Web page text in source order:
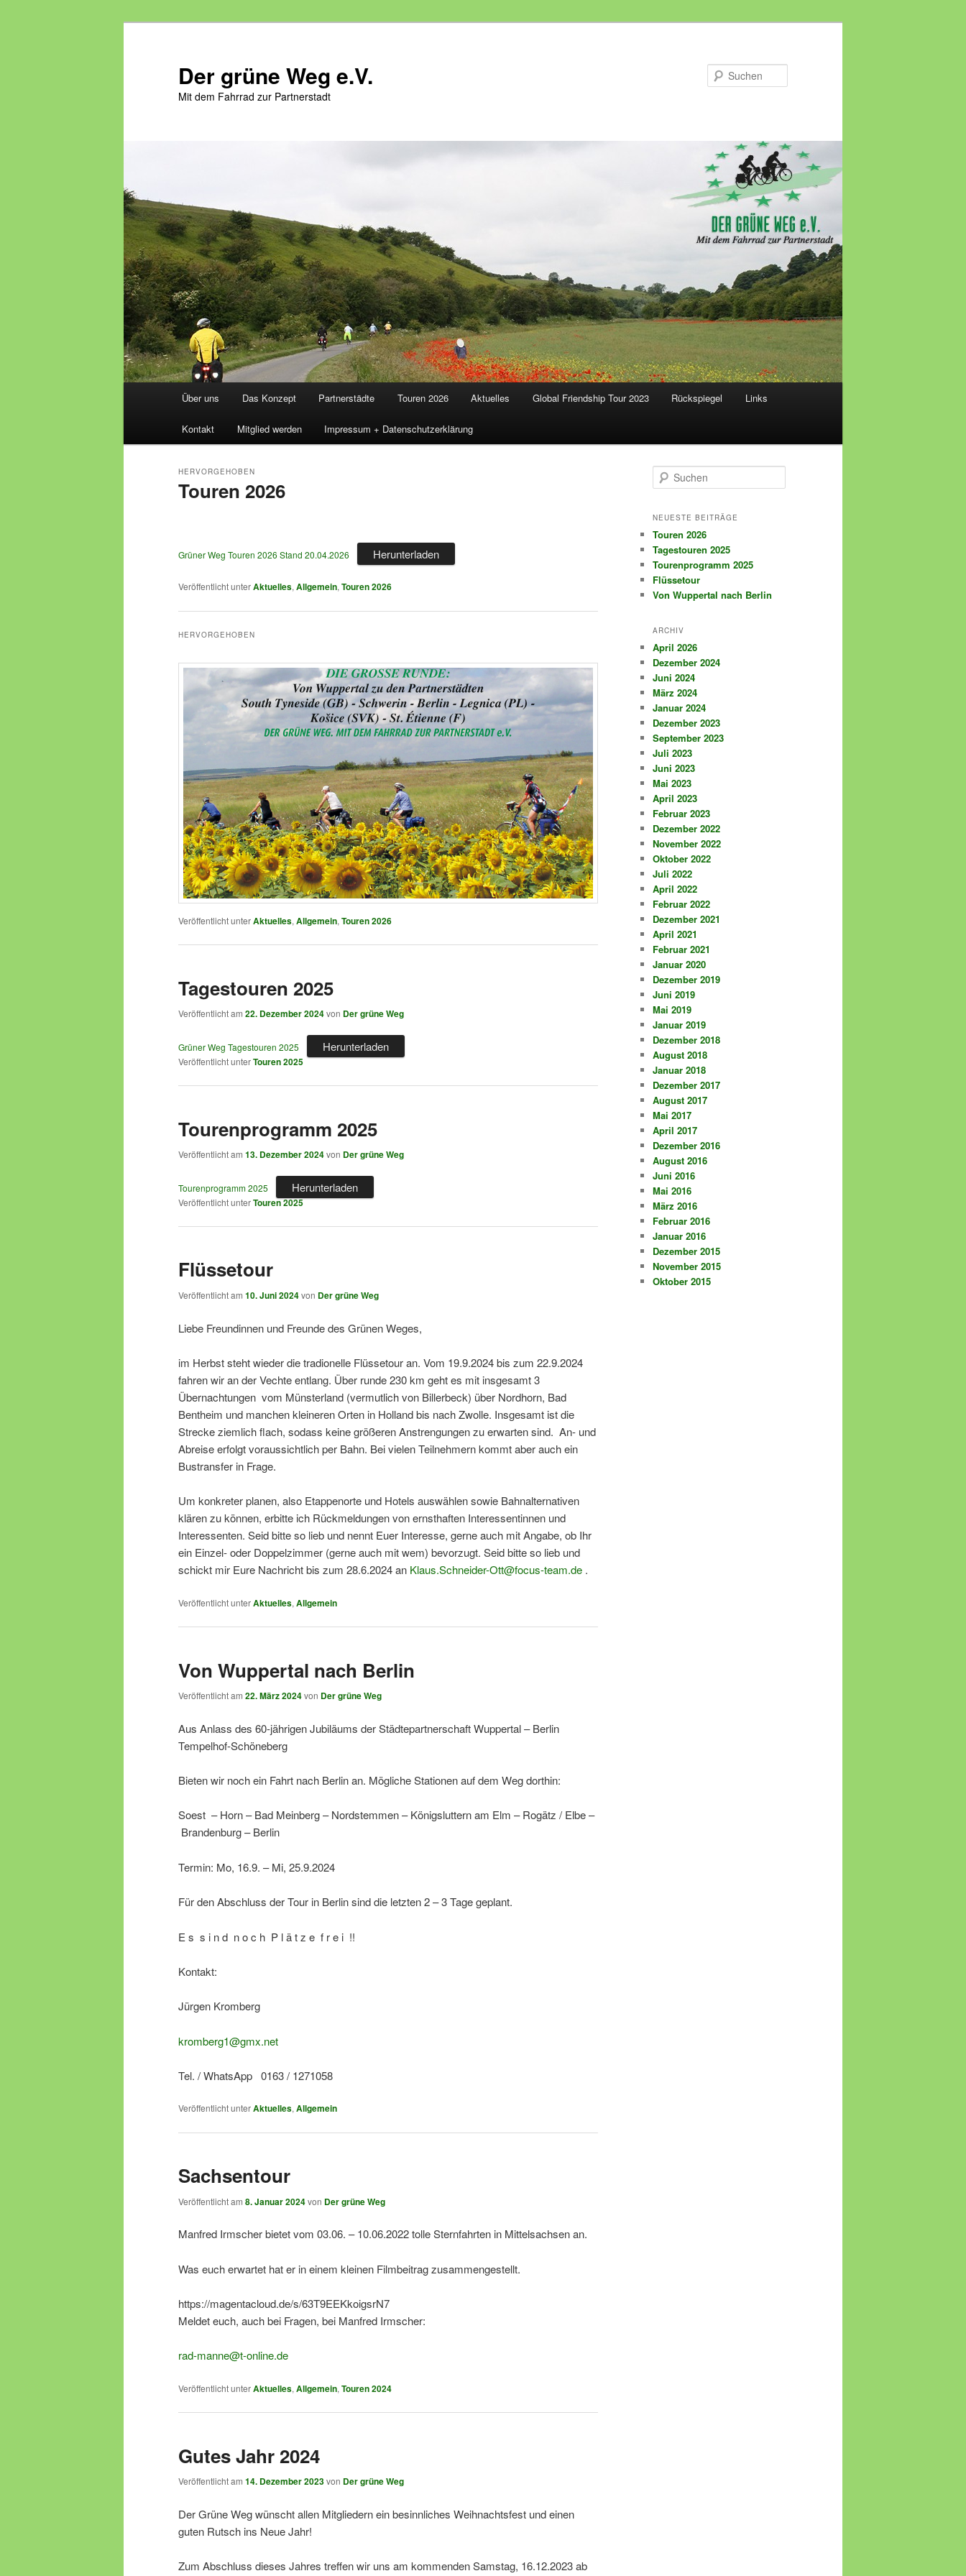
Der grüne Weg e.V.
Mit dem Fahrrad zur Partnerstadt
Über uns Das Konzept Partnerstädte Touren 2026 Aktuelles Global Friendship Tour 2023 Rückspiegel Links
Kontakt Mitglied werden Impressum + Datenschutzerklärung
Touren 2026
HERVORGEHOBEN
Grüner Weg Touren 2026 Stand 20.04.2026 Herunterladen
Veröffentlicht unterAktuelles, Allgemein, Touren 2026
HERVORGEHOBEN
Veröffentlicht unterAktuelles, Allgemein, Touren 2026
Tagestouren 2025
Veröffentlicht am 22. Dezember 2024von Der grüne Weg
Grüner Weg Tagestouren 2025 Herunterladen
Veröffentlicht unterTouren 2025
Tourenprogramm 2025
Veröffentlicht am 13. Dezember 2024von Der grüne Weg
Tourenprogramm 2025 Herunterladen
Veröffentlicht unterTouren 2025
Flüssetour
Veröffentlicht am 10. Juni 2024von Der grüne Weg
Liebe Freundinnen und Freunde des Grünen Weges,
im Herbst steht wieder die tradionelle Flüssetour an. Vom 19.9.2024 bis zum 22.9.2024
fahren wir an der Vechte entlang. Über runde 230 km geht es mit insgesamt 3
Übernachtungen vom Münsterland (vermutlich von Billerbeck) über Nordhorn, Bad
Bentheim und manchen kleineren Orten in Holland bis nach Zwolle. Insgesamt ist die
Strecke ziemlich flach, sodass keine größeren Anstrengungen zu erwarten sind. An- und
Abreise erfolgt voraussichtlich per Bahn. Bei vielen Teilnehmern kommt aber auch ein
Bustransfer in Frage.
Um konkreter planen, also Etappenorte und Hotels auswählen sowie Bahnalternativen
klären zu können, erbitte ich Rückmeldungen von ernsthaften Interessentinnen und
Interessenten. Seid bitte so lieb und nennt Euer Interesse, gerne auch mit Angabe, ob Ihr
ein Einzel- oder Doppelzimmer (gerne auch mit wem) bevorzugt. Seid bitte so lieb und
schickt mir Eure Nachricht bis zum 28.6.2024 an Klaus.Schneider-Ott@focus-team.de .
Veröffentlicht unterAktuelles, Allgemein
Von Wuppertal nach Berlin
Veröffentlicht am 22. März 2024von Der grüne Weg
Aus Anlass des 60-jährigen Jubiläums der Städtepartnerschaft Wuppertal – Berlin
Tempelhof-Schöneberg
Bieten wir noch ein Fahrt nach Berlin an. Mögliche Stationen auf dem Weg dorthin:
Soest – Horn – Bad Meinberg – Nordstemmen – Königsluttern am Elm – Rogätz / Elbe –
Brandenburg – Berlin
Termin: Mo, 16.9. – Mi, 25.9.2024
Für den Abschluss der Tour in Berlin sind die letzten 2 – 3 Tage geplant.
E s s i n d n o c h P l ä t z e f r e i !!
Kontakt:
Jürgen Kromberg
kromberg1@gmx.net
Tel. / WhatsApp 0163 / 1271058
Veröffentlicht unterAktuelles,Allgemein
Sachsentour
Veröffentlicht am 8. Januar 2024von Der grüne Weg
Manfred Irmscher bietet vom 03.06. – 10.06.2022 tolle Sternfahrten in Mittelsachsen an.
Was euch erwartet hat er in einem kleinen Filmbeitrag zusammengestellt.
https://magentacloud.de/s/63T9EEKkoigsrN7
Meldet euch, auch bei Fragen, bei Manfred Irmscher:
rad-manne@t-online.de
Veröffentlicht unterAktuelles, Allgemein, Touren 2024
Gutes Jahr 2024
Veröffentlicht am 14. Dezember 2023von Der grüne Weg
Der Grüne Weg wünscht allen Mitgliedern ein besinnliches Weihnachtsfest und einen
guten Rutsch ins Neue Jahr!
Zum Abschluss dieses Jahres treffen wir uns am kommenden Samstag, 16.12.2023 ab
u
h
n
NEUESTE BEITRÄGE
Touren 2026
Tagestouren 2025
Tourenprogramm 2025
Flüssetour
Von Wuppertal nach Berlin
ARCHIV
April 2026
Dezember 2024
Juni 2024
März 2024
Januar 2024
Dezember 2023
September 2023
Juli 2023
Juni 2023
Mai 2023
April 2023
Februar 2023
Dezember 2022
November 2022
Oktober 2022
Juli 2022
April 2022
Februar 2022
Dezember 2021
April 2021
Februar 2021
Januar 2020
Dezember 2019
Juni 2019
Mai 2019
Januar 2019
Dezember 2018
August 2018
Januar 2018
Dezember 2017
August 2017
Mai 2017
April 2017
Dezember 2016
August 2016
Juni 2016
Mai 2016
März 2016
Februar 2016
Januar 2016
Dezember 2015
November 2015
Oktober 2015